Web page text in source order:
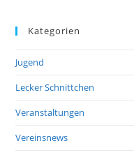
Kategorien
Jugend
Lecker Schnittchen
Veranstaltungen
Vereinsnews